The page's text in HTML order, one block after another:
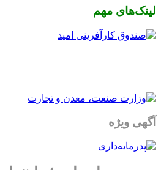
لینک‌های مهم
آگهی ویژه